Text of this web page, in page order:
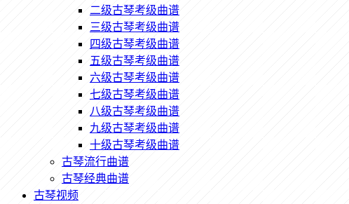
二级古琴考级曲谱
三级古琴考级曲谱
四级古琴考级曲谱
五级古琴考级曲谱
六级古琴考级曲谱
七级古琴考级曲谱
八级古琴考级曲谱
九级古琴考级曲谱
十级古琴考级曲谱
古琴流行曲谱
古琴经典曲谱
古琴视频